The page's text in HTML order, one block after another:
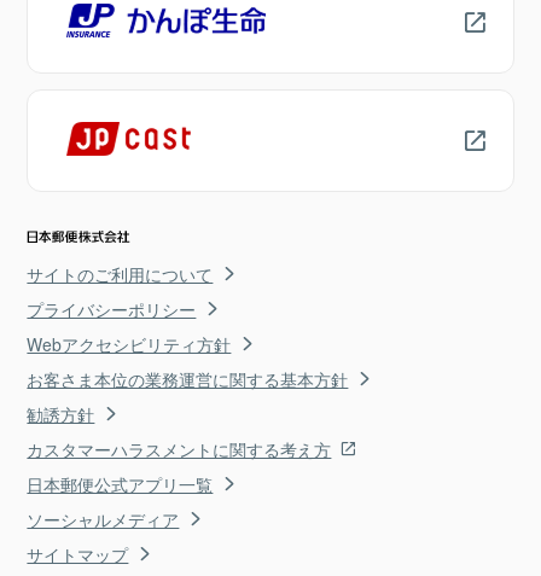
サイトのご利用について
プライバシーポリシー
Webアクセシビリティ方針
お客さま本位の業務運営に関する基本方針
勧誘方針
カスタマーハラスメントに関する考え方
日本郵便公式アプリ一覧
ソーシャルメディア
サイトマップ